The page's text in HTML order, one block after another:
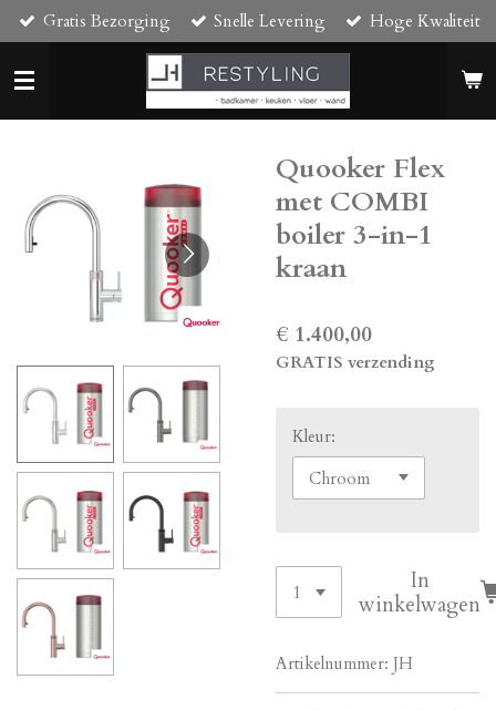
Ga
direct
naar
de
hoofdinhoud
Gratis Bezorging Snelle Levering Hoge Kwaliteit
Quooker Flex
met COMBI
boiler 3-in-1
kraan
€ 1.400,00
GRATIS verzending
Kleur:
In
winkelwagen
Artikelnummer: JH